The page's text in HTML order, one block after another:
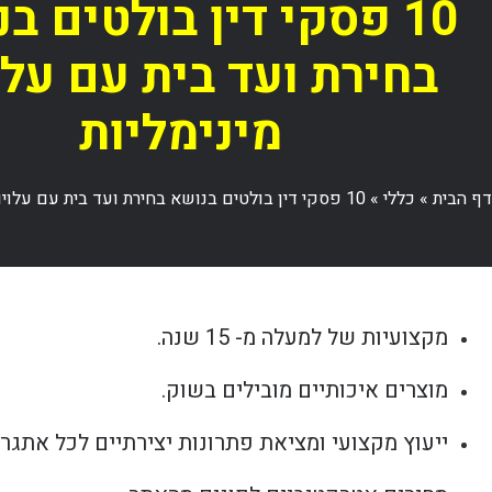
10 פסקי דין בולטים
בחירת ועד בית עם
מינימליות
דף הבית» כללי » 10 פסקי דין בולטים בנושא בחירת ועד בית עם עלויות מינימליות
מקצועיות של למעלה מ- 15 שנה.
מוצרים איכותיים מובילים בשוק.
ייעוץ מקצועי ומציאת פתרונות יצירתיים לכל